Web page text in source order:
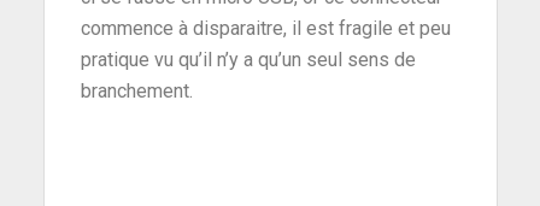
commence à disparaitre, il est fragile et peu
pratique vu qu’il n’y a qu’un seul sens de
branchement.